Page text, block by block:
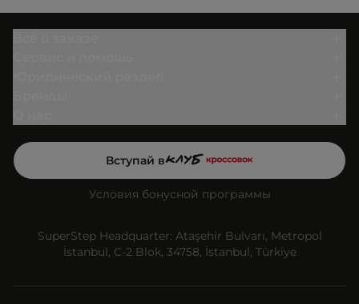
Вступай в
Условия бонусной программы
SuperStep Headquarter: Ataşehir Bulvarı, Metropol
İstanbul, C-2 Blok, 34758, İstanbul, Türkiye